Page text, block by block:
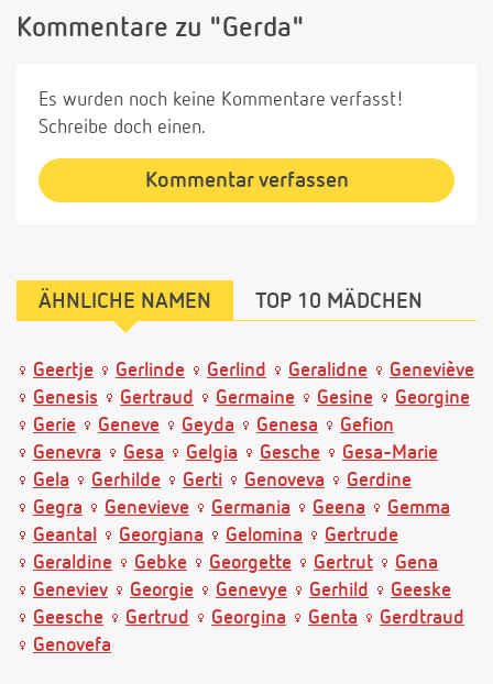
Kommentare zu "Gerda"
Es wurden noch keine Kommentare verfasst!
Schreibe doch einen.
Kommentar verfassen
ÄHNLICHE NAMEN TOP 10 MÄDCHEN
Geertje Gerlinde Gerlind Geralidne
Geneviève
Genesis
Gertraud Germaine Gesine
Georgine
Gerie
Geneve Geyda Genesa
Gefion
Genevra
Gesa Gelgia Gesche
Gesa-Marie
Gela
Gerhilde Gerti Genoveva
Gerdine
Gegra
Genevieve Germania Geena
Gemma
Geantal
Georgiana Gelomina
Gertrude
Geraldine
Gebke Georgette Gertrut
Gena
Geneviev
Georgie Genevye Gerhild
Geeske
Geesche
Gertrud Georgina Genta
Gerdtraud
Genovefa